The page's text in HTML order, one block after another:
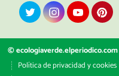
© ecologiaverde.elperiodico.com
Política de privacidad y cookies